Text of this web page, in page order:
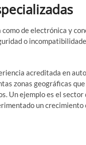
de electrónica y
o
acreditada en
zonas geográficas
Un ejemplo es el sector
un